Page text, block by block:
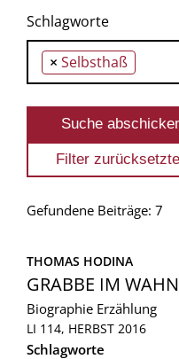
Schlagworte
× Selbsthaß
Gefundene Beiträge: 7
THOMAS HODINA
GRABBE IM WAHN
Biographie Erzählung
LI 114, HERBST 2016
Schlagworte